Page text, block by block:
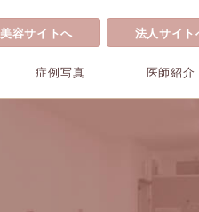
美容サイトへ 法人サイト
症例写真 医師紹介